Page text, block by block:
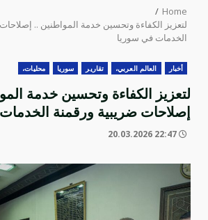
Home
لتعزيز الكفاءة وتحسين خدمة المواطنين ..
الخدمات في سوريا
أخبار العالم العربي، تقارير سوريا محليات،
لتعزيز الكفاءة وتحسين خدمة
إصلاحات ضريبية ورقمنة